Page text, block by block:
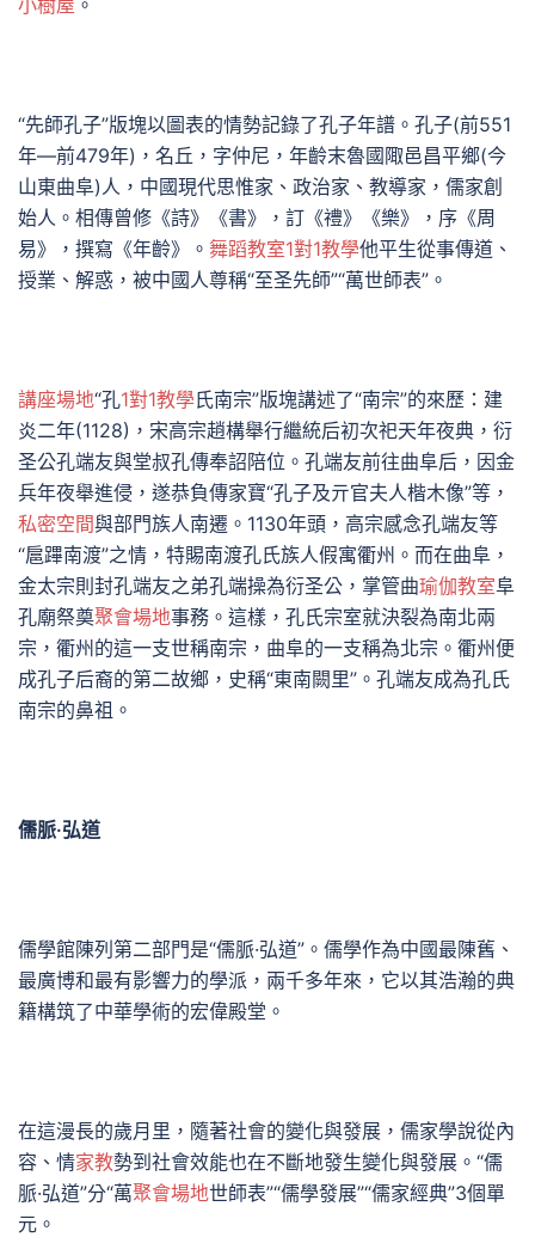
小樹屋 。
“先師孔子”版塊以圖表的情勢記錄了孔子年譜。孔子(前551
年—前479年)，名丘，字仲尼，年齡末魯國陬邑昌平鄉(今
山東曲阜)人，中國現代思惟家、政治家、教導家，儒家創
始人。相傳曾修《詩》《書》，訂《禮》《樂》，序《周
易》，撰寫《年齡》。 舞蹈教室1對1教學他平生從事傳道、
授業、解惑，被中國人尊稱“至圣先師”“萬世師表”。
講座場地“孔1對1教學氏南宗”版塊講述了“南宗”的來歷：建
炎二年(1128)，宋高宗趙構舉行繼統后初次祀天年夜典，衍
圣公孔端友與堂叔孔傳奉詔陪位。孔端友前往曲阜后，因金
兵年夜舉進侵，遂恭負傳家寶“孔子及亓官夫人楷木像”等，
私密空間與部門族人南遷。1130年頭，高宗感念孔端友等
“扈蹕南渡”之情，特賜南渡孔氏族人假寓衢州。而在曲阜，
金太宗則封孔端友之弟孔端操為衍圣公，掌管曲瑜伽教室阜
孔廟祭奠聚會場地事務。這樣，孔氏宗室就決裂為南北兩
宗，衢州的這一支世稱南宗，曲阜的一支稱為北宗。衢州便
成孔子后裔的第二故鄉，史稱“東南闕里”。孔端友成為孔氏
南宗的鼻祖。
儒脈·弘道
儒學館陳列第二部門是“儒脈·弘道”。儒學作為中國最陳舊、
最廣博和最有影響力的學派，兩千多年來，它以其浩瀚的典
籍構筑了中華學術的宏偉殿堂。
在這漫長的歲月里，隨著社會的變化與發展，儒家學說從內
容、情家教勢到社會效能也在不斷地發生變化與發展。“儒
脈·弘道”分“萬聚會場地世師表”“儒學發展”“儒家經典”3個單
元。